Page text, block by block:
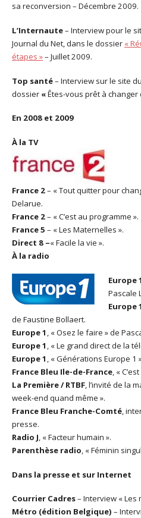
sa reconversion – Décembre 2009.
L’Internaute– Interview pour le
Journal du Net, dans le dossier «
étapes »– Juillet 2009.
Top santé– Interview sur le site
dossier «Êtes-vous prêt à changer
En 2008 et 2009
À la TV
France 2– « Tout quitter pour
Delarue.
France 2– « C’est au programme ».
France 5 – « Les Maternelles ».
Direct 8 –« Facile la vie ».
À la radio
Europe 1
Pascale
Europe 1
de Faustine Bollaert.
Europe 1 , « Osez le faire » de
Europe 1 , « Le grand direct de la
Europe 1 , « Générations Europe 1
France Bleu Ile-de-France, «
La Première / RTBF, l’invité de la
week-end quand même ».
France Bleu Franche-Comté,
presse.
Radio J, « Facteur humain ».
Parenthèse radio, « Féminin
Dans la presse et sur Internet
Courrier Cadres– Interview « Les
Métro (édition Belgique) –